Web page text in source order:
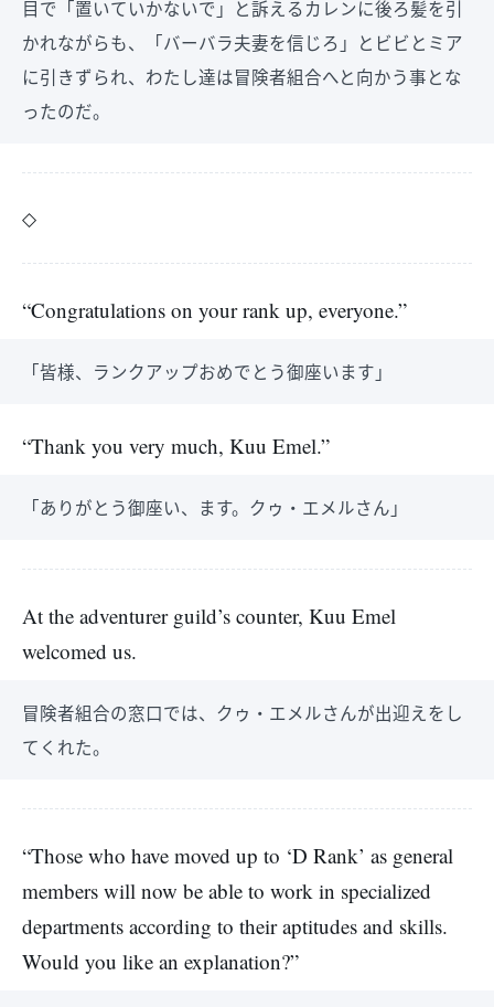
目で「置いていかないで」と訴えるカレンに後ろ髪を引
かれながらも、「バーバラ夫妻を信じろ」とビビとミア
に引きずられ、わたし達は冒険者組合へと向かう事とな
ったのだ。
◇
“Congratulations on your rank up, everyone.”
「皆様、ランクアップおめでとう御座います」
“Thank you very much, Kuu Emel.”
「ありがとう御座い、ます。クゥ・エメルさん」
At the adventurer guild’s counter, Kuu Emel
welcomed us.
冒険者組合の窓口では、クゥ・エメルさんが出迎えをし
てくれた。
“Those who have moved up to ‘D Rank’ as general
members will now be able to work in specialized
departments according to their aptitudes and skills.
Would you like an explanation?”